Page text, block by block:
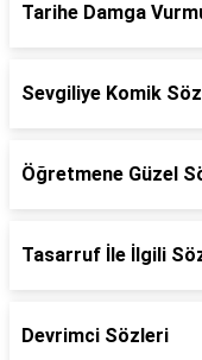
Tarihe Damga
Sevgiliye Komik
Öğretmene Güzel
Tasarruf İle İlgili
Devrimci Sözleri